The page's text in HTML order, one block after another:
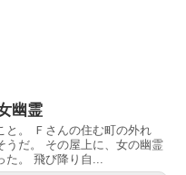
幽霊
と。 Ｆさんの住む町の外れ
うだ。 その屋上に、女の幽霊
。 飛び降り自...